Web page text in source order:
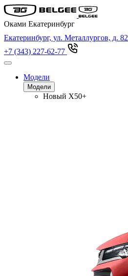
Оками Екатеринбург
Екатеринбург, ул. Металлургов, д. 82
+7 (343) 227-62-77
Модели
Модели
Новый X50+